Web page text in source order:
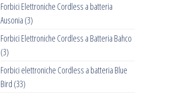
Forbici Elettroniche Cordless a batteria
Ausonia (3)
Forbici Elettroniche Cordless a Batteria Bahco
(3)
Forbici elettroniche Cordless a batteria Blue
Bird (33)